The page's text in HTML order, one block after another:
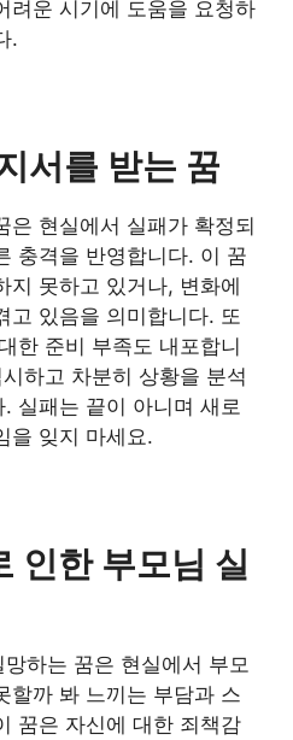
려운 시기에 도움을 요청하
.
서를 받는 꿈
은 현실에서 실패가 확정되
충격을 반영합니다. 이 꿈
지 못하고 있거나, 변화에
고 있음을 의미합니다. 또
한 준비 부족도 내포합니
하고 차분히 상황을 분석
실패는 끝이 아니며 새로
을 잊지 마세요.
인한 부모님 실
하는 꿈은 현실에서 부모
할까 봐 느끼는 부담과 스
꿈은 자신에 대한 죄책감